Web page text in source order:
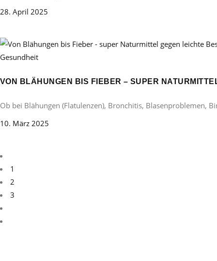
28. April 2025
Gesundheit
VON BLÄHUNGEN BIS FIEBER – SUPER
Ob bei Blähungen (Flatulenzen), Bronchitis, Blasenproblemen,
10. März 2025
1
2
3